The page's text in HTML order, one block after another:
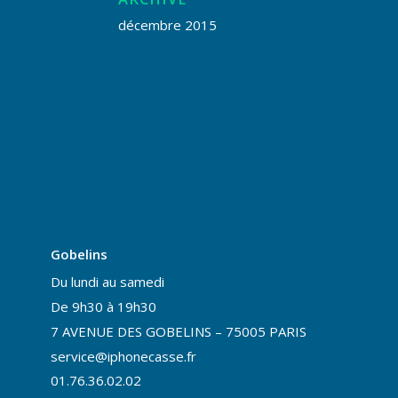
décembre 2015
Gobelins
Du lundi au samedi
De 9h30 à 19h30
7 AVENUE DES GOBELINS – 75005 PARIS
service@iphonecasse.fr
01.76.36.02.02